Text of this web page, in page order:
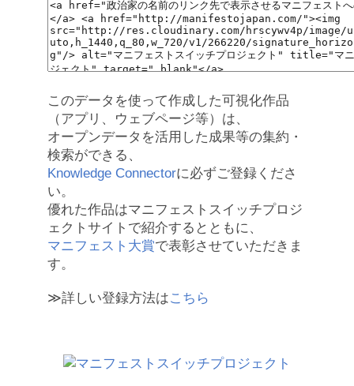
このデータを使って作成した可視化作品
（アプリ、ウェブページ等）は、
オープンデータを活用した成果等の集約・
検索ができる、
Knowledge Connectorに必ずご登録くださ
い。
優れた作品はマニフェストスイッチプロジ
ェクトサイトで紹介するとともに、
マニフェスト大賞で表彰させていただきま
す。
≫詳しい登録方法はこちら